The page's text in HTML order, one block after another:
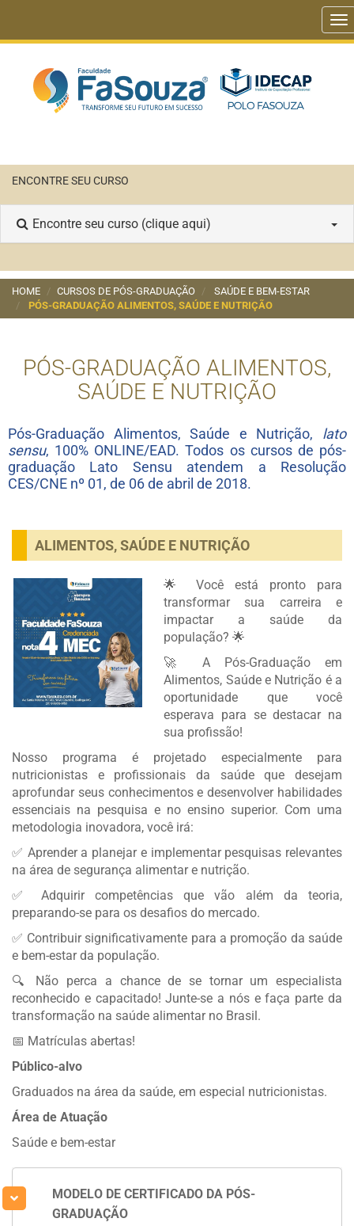
ENCONTRE SEU CURSO
Encontre seu curso (clique aqui)
HOME CURSOS DE PÓS-GRADUAÇÃO
SAÚDE E BEM-ESTAR
PÓS-GRADUAÇÃO ALIMENTOS, SAÚDE E NUTRIÇÃO
PÓS-GRADUAÇÃO ALIMENTOS,
SAÚDE E NUTRIÇÃO
Pós-Graduação Alimentos, Saúde e Nutrição, lato
sensu, 100% ONLINE/EAD. Todos os cursos de pós-
graduação Lato Sensu atendem a Resolução
CES/CNE nº 01, de 06 de abril de 2018.
ALIMENTOS, SAÚDE E NUTRIÇÃO
🌟 Você está pronto para
transformar sua carreira e
impactar a saúde da
população? 🌟
🚀 A Pós-Graduação em
Alimentos, Saúde e Nutrição é a
oportunidade que você
esperava para se destacar na
sua profissão!
Nosso programa é projetado especialmente para
nutricionistas e profissionais da saúde que desejam
aprofundar seus conhecimentos e desenvolver habilidades
essenciais na pesquisa e no ensino superior. Com uma
metodologia inovadora, você irá:
✅ Aprender a planejar e implementar pesquisas relevantes
na área de segurança alimentar e nutrição.
✅ Adquirir competências que vão além da teoria,
preparando-se para os desafios do mercado.
✅ Contribuir significativamente para a promoção da saúde
e bem-estar da população.
🔍 Não perca a chance de se tornar um especialista
reconhecido e capacitado! Junte-se a nós e faça parte da
transformação na saúde alimentar no Brasil.
📅 Matrículas abertas!
Público-alvo
Graduados na área da saúde, em especial nutricionistas.
Área de Atuação
Saúde e bem-estar
MODELO DE CERTIFICADO DA PÓS-
GRADUAÇÃO